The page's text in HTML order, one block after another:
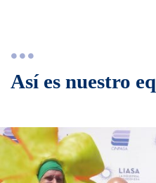
Así es nuestro